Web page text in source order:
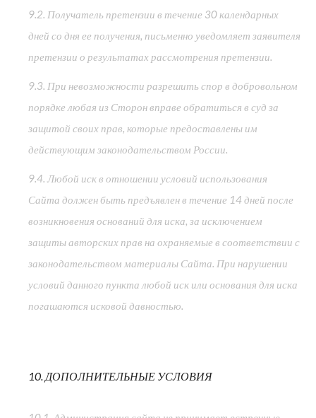
9.2. Получатель претензии в течение 30 календарных
дней со дня ее получения, письменно уведомляет заявителя
претензии о результатах рассмотрения претензии.
9.3. При невозможности разрешить спор в добровольном
порядке любая из Сторон вправе обратиться в суд за
защитой своих прав, которые предоставлены им
действующим законодательством России.
9.4. Любой иск в отношении условий использования
Сайта должен быть предъявлен в течение 14 дней после
возникновения оснований для иска, за исключением
защиты авторских прав на охраняемые в соответствии с
законодательством материалы Сайта. При нарушении
условий данного пункта любой иск или основания для иска
погашаются исковой давностью.
10. ДОПОЛНИТЕЛЬНЫЕ УСЛОВИЯ